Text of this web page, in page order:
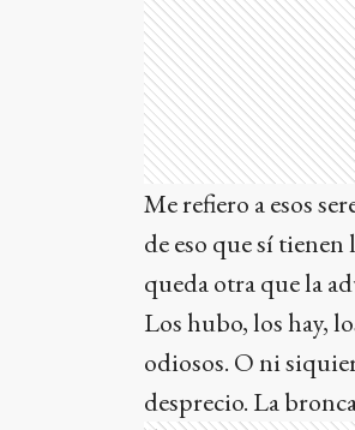
Me refiero a esos
de eso que sí
queda otra que la
Los hubo, los hay,
odiosos. O ni
desprecio. La